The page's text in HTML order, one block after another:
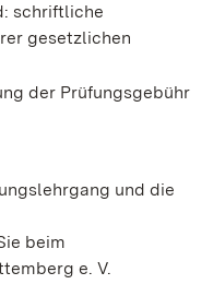
schriftliche
gesetzlichen
der Prüfungsgebühr
und die
beim
e. V.